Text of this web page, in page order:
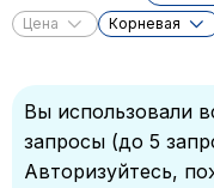
Цена Корневая
Вы использовали
запросы (до 5
Авторизуйтесь,